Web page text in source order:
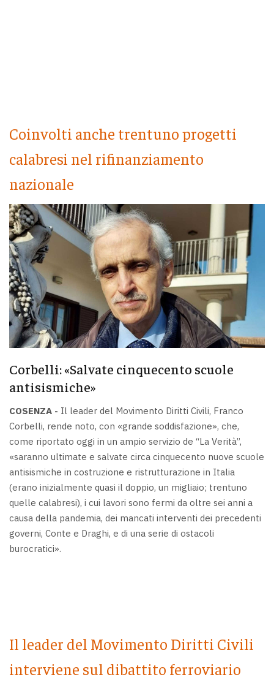
Coinvolti anche trentuno progetti
calabresi nel rifinanziamento
nazionale
Corbelli: «Salvate cinquecento scuole
antisismiche»
COSENZA - Il leader del Movimento Diritti Civili, Franco
Corbelli, rende noto, con «grande soddisfazione», che,
come riportato oggi in un ampio servizio de “La Verità”,
«saranno ultimate e salvate circa cinquecento nuove scuole
antisismiche in costruzione e ristrutturazione in Italia
(erano inizialmente quasi il doppio, un migliaio; trentuno
quelle calabresi), i cui lavori sono fermi da oltre sei anni a
causa della pandemia, dei mancati interventi dei precedenti
governi, Conte e Draghi, e di una serie di ostacoli
burocratici».
Il leader del Movimento Diritti Civili
interviene sul dibattito ferroviario